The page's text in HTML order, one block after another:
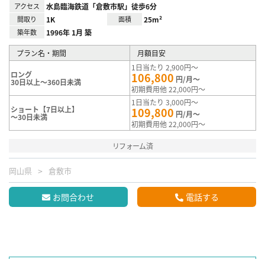
アクセス 水島臨海鉄道「倉敷市駅」徒歩6分
間取り 1K 面積 25m²
築年数 1996年 1月 築
プラン名・期間 月額目安
ロング
30日以上～360日未満
1日当たり 2,900円～
106,800 円/月～
初期費用他 22,000円～
ショート【7日以上】
～30日未満
1日当たり 3,000円～
109,800 円/月～
初期費用他 22,000円～
リフォーム済
岡山県 倉敷市
お問合わせ 電話する